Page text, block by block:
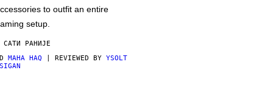
to outfit an entire
setup.
САТИ РАНИЈЕ
MAHA HAQ | REVIEWED BY YSOLT